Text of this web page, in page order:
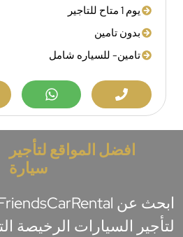
يوم 1 متاح للتاجير
بدون تامين
تامين- للسياره شامل
افضل المواقع لتأجير
سيارة
لتأجير السيارات الرخيصة